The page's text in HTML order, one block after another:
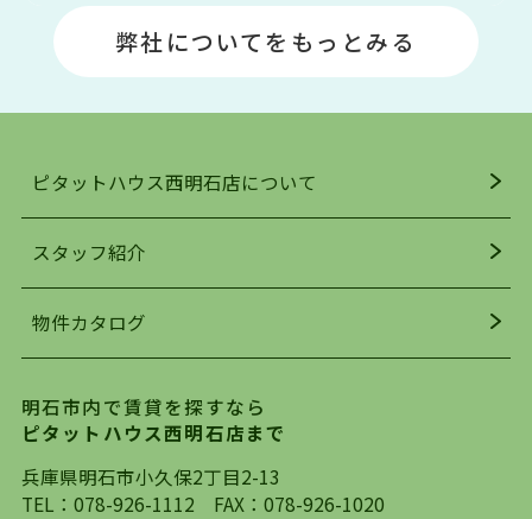
場や釣りスポットが多くあります。JR「大久保
駅」周辺には、ビブレ・イオンをはじめとした買
い物施設も多くあり、買い物にも困りません。
明石駅・西明石駅を中心に、明石市・神戸市西区
でお部屋探している方は、ぜひ当ＨＰにて物件を
お探しになってください。弊社は、スタッフの平
を行っており地域最大級の情報取扱量を誇ってお
ります。店頭で限られた物件をご紹介する、従来
自身でインターネットを利用し、理想のお部屋を
探していただき、選択していただいた物件情報に
対して、専門知識を持ったスタッフがサポートさ
せていただくスタイルを心がけております。私た
弊社についてをもっとみる
ピタットハウス西明石店について
スタッフ紹介
物件カタログ
明石市内で賃貸を探すなら
ピタットハウス西明石店まで
兵庫県明石市小久保2丁目2-13
TEL： 078-926-1112 FAX：078-926-1020